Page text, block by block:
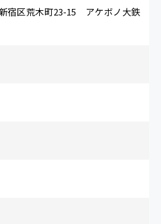
宿区荒木町23-15 アケボノ大鉄